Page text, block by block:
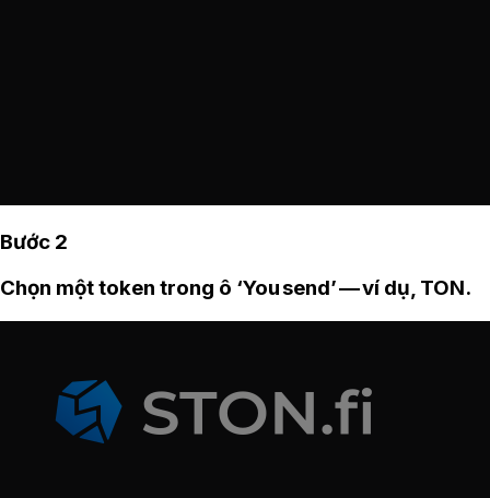
Bước 2
Chọn một token trong ô ‘You send’ — ví dụ, TON.